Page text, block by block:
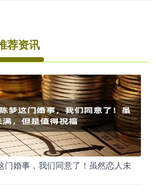
荐资讯
门婚事，我们同意了！虽然恋人未